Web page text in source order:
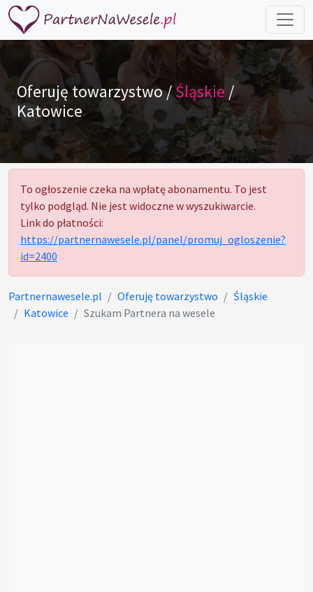
Oferuję towarzystwo /Śląskie /
Katowice
To ogłoszenie czeka na wpłatę abonamentu. To jest
tylko podgląd. Nie jest widoczne w wyszukiwarcie.
Link do płatności:
https://partnernawesele.pl/panel/promuj_ogloszenie?
id=2400
Partnernawesele.pl Oferuję towarzystwo
Śląskie
Katowice
Szukam Partnera na wesele